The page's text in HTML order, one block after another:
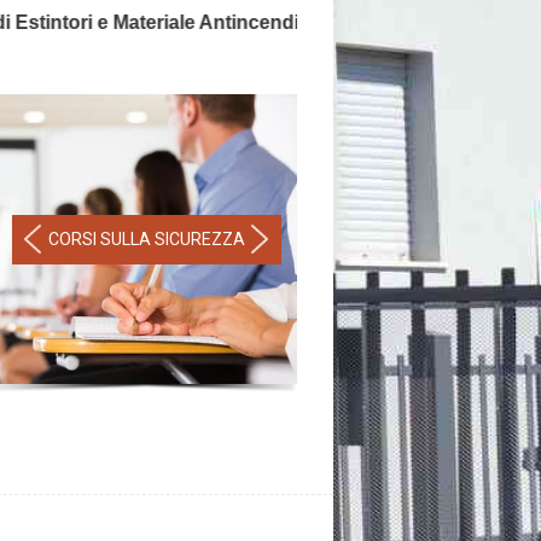
e Materiale Antincendio, la sicurezza non ha prezzo!
CORSI SULLA SICUREZZA